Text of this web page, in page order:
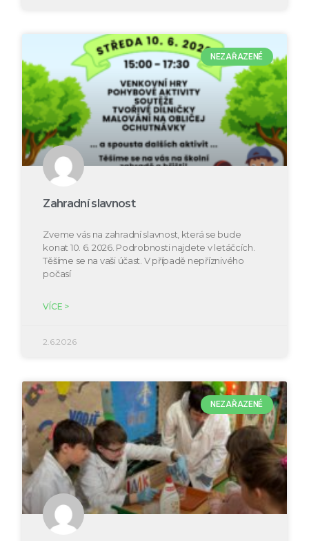
NEZAŘAZENÉ
Zahradní slavnost
Zveme vás na zahradní slavnost, která se bude
konat 10. 6. 2026. Podrobnosti najdete v letáčcích.
Těšíme se na vaši účast. V případě nepříznivého
počasí
VÍCE >
2.6.2026
NEZAŘAZENÉ